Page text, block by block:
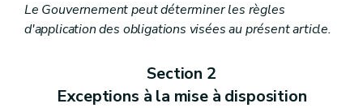
Le Gouvernement peut déterminer les règles
d'application des obligations visées au présent article.
Section 2
Exceptions à la mise à disposition